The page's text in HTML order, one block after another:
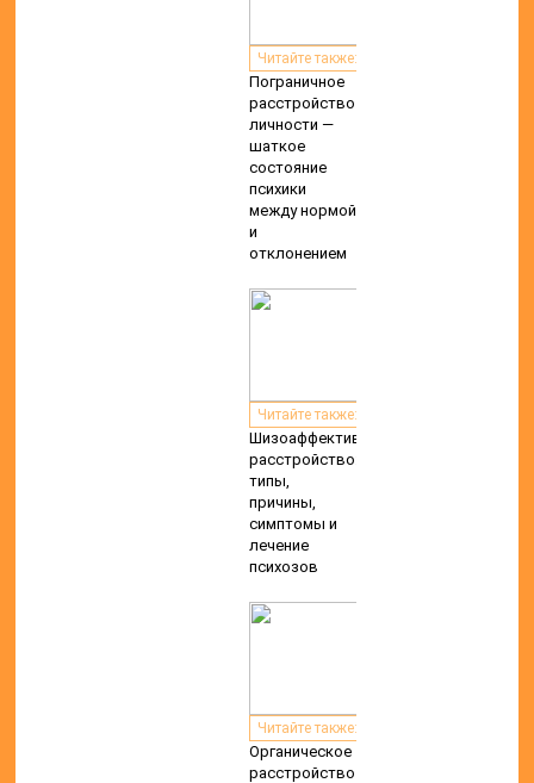
Читайте также:
Пограничное
расстройство
личности —
шаткое
состояние
психики
между нормой
и
отклонением
Читайте также:
Шизоаффективное
расстройство:
типы,
причины,
симптомы и
лечение
психозов
Читайте также:
Органическое
расстройство